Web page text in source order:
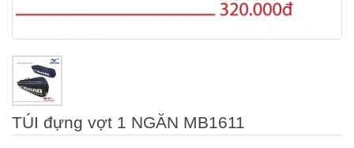
TÚI đựng vợt 1 NGĂN MB1611